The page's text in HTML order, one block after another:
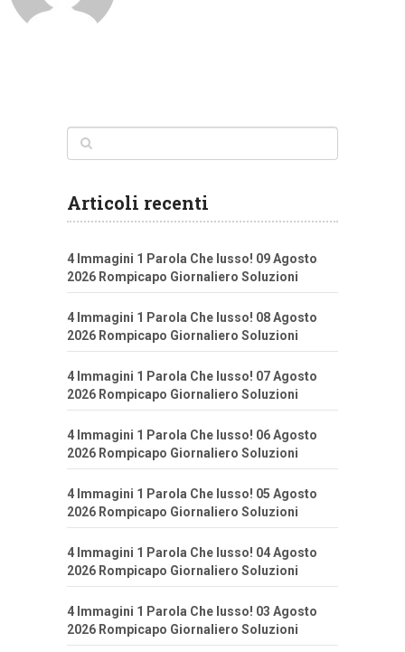
Articoli recenti
4 Immagini 1 Parola Che lusso! 09 Agosto
2026 Rompicapo Giornaliero Soluzioni
4 Immagini 1 Parola Che lusso! 08 Agosto
2026 Rompicapo Giornaliero Soluzioni
4 Immagini 1 Parola Che lusso! 07 Agosto
2026 Rompicapo Giornaliero Soluzioni
4 Immagini 1 Parola Che lusso! 06 Agosto
2026 Rompicapo Giornaliero Soluzioni
4 Immagini 1 Parola Che lusso! 05 Agosto
2026 Rompicapo Giornaliero Soluzioni
4 Immagini 1 Parola Che lusso! 04 Agosto
2026 Rompicapo Giornaliero Soluzioni
4 Immagini 1 Parola Che lusso! 03 Agosto
2026 Rompicapo Giornaliero Soluzioni